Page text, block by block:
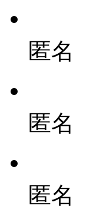
匿名
匿名
匿名